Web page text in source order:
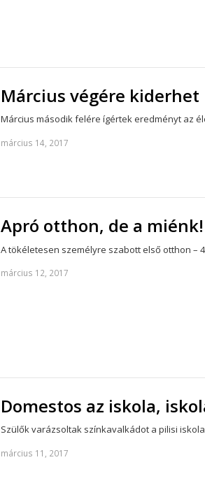
Március végére kiderhet
Március második felére ígértek eredményt az
március 14, 2017
Apró otthon, de a miénk!
A tökéletesen személyre szabott első otthon –
március 12, 2017
Domestos az iskola,
Szülők varázsoltak színkavalkádot a pilisi
március 11, 2017